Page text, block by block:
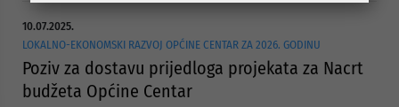
10.07.2025.
LOKALNO-EKONOMSKI RAZVOJ OPĆINE CENTAR ZA 2026. GODINU
Poziv za dostavu prijedloga projekata za Nacrt
budžeta Općine Centar